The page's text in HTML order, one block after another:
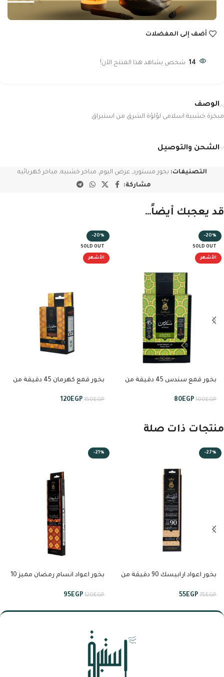
أضف إلى المفضلات
14 شخص يشاهد هذا المنتج الآن!
الوصف
مبخرة خشبية اسلامى لؤلؤة الشرق من استبراق
الشحن والتوصيل
التصنيفات: بخور مستورد, عرض اليوم, مباخر خشبيه, مباخر كهربائيه
مشاركة:
قد يعجبك أيضاً…
-20%
SOLD OUT
الأشهر
بخور قمع سندس 45 دقيقة من
100EGP
80EGP
-20%
SOLD OUT
الأشهر
بخور قمع كهرمان 45 دقيقة من
150EGP
120EGP
منتجات ذات صلة
-27%
بخور اعواد ارابيسك 90 دقيقة من
75EGP
55EGP
-21%
بخور اعواد انسام رمضان مميز 10
120EGP
95EGP